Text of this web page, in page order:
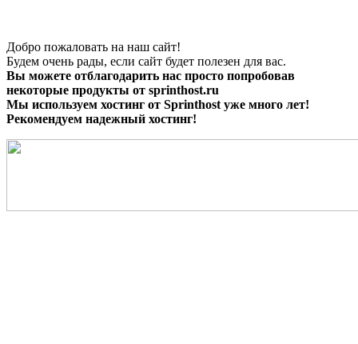
Добро пожаловать на наш сайт!
Будем очень рады, если сайт будет полезен для вас.
Вы можете отблагодарить нас просто попробовав
некоторые продукты от sprinthost.ru
Мы используем хостинг от Sprinthost уже много лет!
Рекомендуем надежный хостинг!